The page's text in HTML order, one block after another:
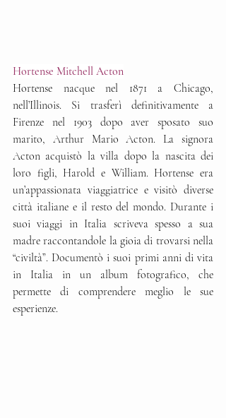
Hortense Mitchell Acton
Hortense nacque nel 1871 a Chicago,
nell’Illinois. Si trasferì definitivamente a
Firenze nel 1903 dopo aver sposato suo
marito, Arthur Mario Acton. La signora
Acton acquistò la villa dopo la nascita dei
loro figli, Harold e William. Hortense era
un’appassionata viaggiatrice e visitò diverse
città italiane e il resto del mondo. Durante i
suoi viaggi in Italia scriveva spesso a sua
madre raccontandole la gioia di trovarsi nella
“civiltà”. Documentò i suoi primi anni di vita
in Italia in un album fotografico, che
permette di comprendere meglio le sue
esperienze.